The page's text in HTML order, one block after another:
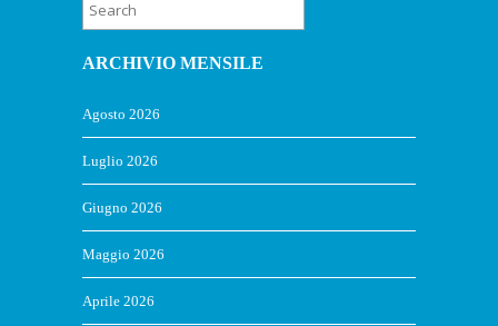
ARCHIVIO MENSILE
Agosto 2026
Luglio 2026
Giugno 2026
Maggio 2026
Aprile 2026